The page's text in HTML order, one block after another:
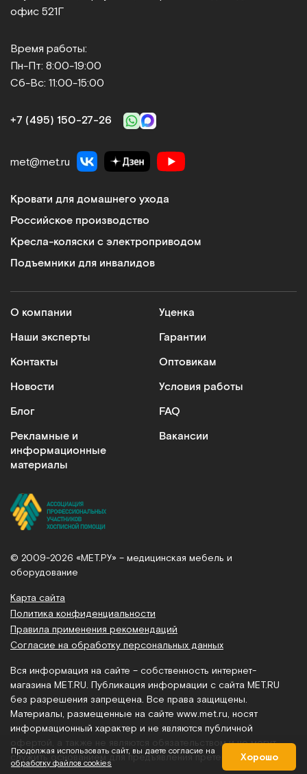
офис 521Г
Время работы:
Пн-Пт: 8:00-19:00
Сб-Вс: 11:00-15:00
+7 (495) 150‑27‑26
met@met.ru
Кровати для домашнего ухода
Российское производство
Кресла-коляски с электроприводом
Подъемники для инвалидов
О компании
Наши эксперты
Контакты
Новости
Блог
Рекламные и
информационные
материалы
Уценка
Гарантии
Оптовикам
Условия работы
FAQ
Вакансии
© 2009-2026 «МЕТ.РУ» – медицинская мебель и
оборудование
Карта сайта
Политика конфиденциальности
Правила применения рекомендаций
Согласие на обработку персональных данных
Вся информация на сайте – собственность интернет-
магазина MET.RU. Публикация информации с сайта MET.RU
без разрешения запрещена. Все права защищены.
Материалы, размещенные на сайте www.met.ru , носят
информационный характер и не являются публичной
офертой, а также не являются обязательством и не могут
служить основанием для предъявления претензий.
Продолжая использовать сайт, вы даете согласие на
обработку файлов cookies
Хорошо